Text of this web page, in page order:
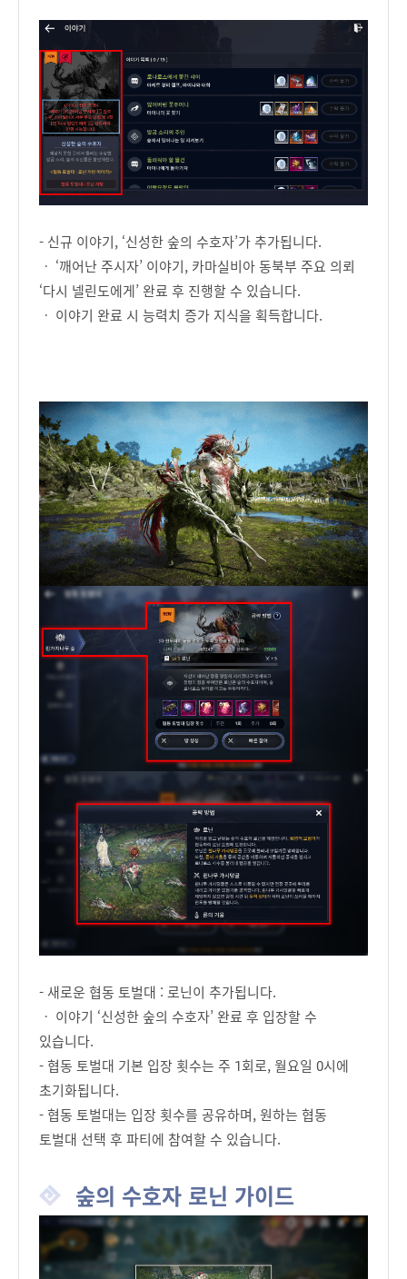
- 신규 이야기, ‘신성한 숲의 수호자’가 추가됩니다.
ㆍ ‘깨어난 주시자’ 이야기, 카마실비아 동북부 주요 의뢰
‘다시 넬린도에게’ 완료 후 진행할 수 있습니다.
ㆍ 이야기 완료 시 능력치 증가 지식을 획득합니다.
- 새로운 협동 토벌대 : 로닌이 추가됩니다.
ㆍ 이야기 ‘신성한 숲의 수호자’ 완료 후 입장할 수
있습니다.
- 협동 토벌대 기본 입장 횟수는 주 1회로, 월요일 0시에
초기화됩니다.
- 협동 토벌대는 입장 횟수를 공유하며, 원하는 협동
토벌대 선택 후 파티에 참여할 수 있습니다.
숲의 수호자 로닌 가이드